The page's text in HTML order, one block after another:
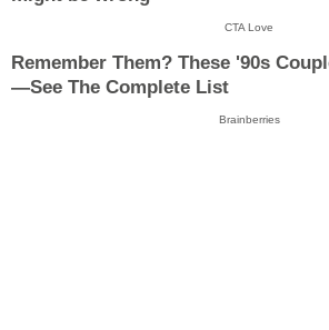
CTA Love
Remember Them? These '90s
—See The Complete List
Brainberries